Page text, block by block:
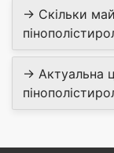
→ Скільки
→ Актуальна